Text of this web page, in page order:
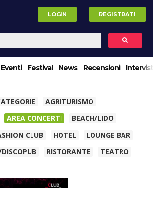
LOGIN REGISTRATI
Eventi Festival News Recensioni
AGRITURISMO
AREA CONCERTI
BEACH/LIDO
CLUB HOTEL
LOUNGE BAR
RISTORANTE TEATRO